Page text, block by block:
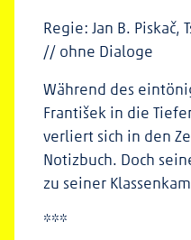
Regie: Jan B.
// ohne Dialoge
Während des
František in die
verliert sich in den
Notizbuch. Doch
zu seiner
***